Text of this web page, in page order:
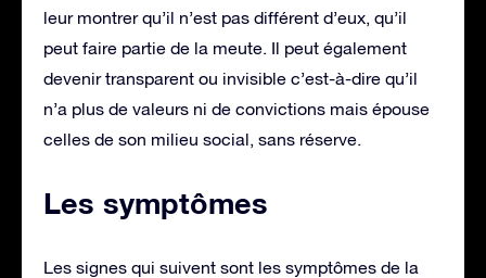
leur montrer qu’il n’est pas différent d’eux, qu’il
peut faire partie de la meute. Il peut également
devenir transparent ou invisible c’est-à-dire qu’il
n’a plus de valeurs ni de convictions mais épouse
celles de son milieu social, sans réserve.
Les symptômes
Les signes qui suivent sont les symptômes de la